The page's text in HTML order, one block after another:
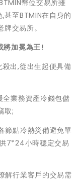
幣位交易所雖
甚至BTMIN在自身的
交易所。
將加冕為王!
出,從出生起便具備
全業務資產冷錢包儲
取;
節點冷熱災備避免單
7*24小時穩定交易
解行業客戶的交易需